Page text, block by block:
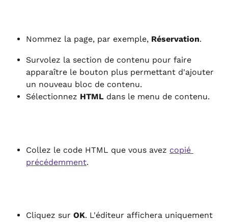
Nommez la page, par exemple, Réservation.
Survolez la section de contenu pour faire
apparaître le bouton plus permettant d'ajouter
un nouveau bloc de contenu.
Sélectionnez HTML dans le menu de contenu.
Collez le code HTML que vous avez copié
précédemment.
Cliquez sur OK. L'éditeur affichera uniquement